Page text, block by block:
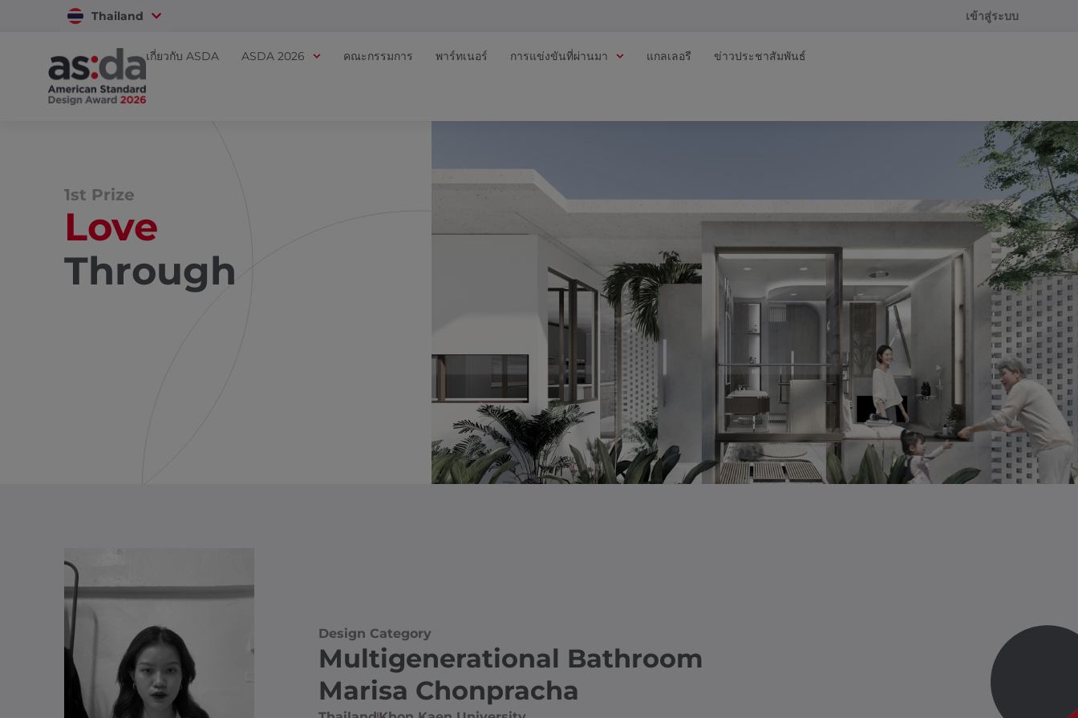
Thailand
Vietnam เข้าสู่ระบบ
เกี่ยวกับ ASDA ASDA 2026 คณะกรรมการ พาร์ทเนอร์ การแข่งขันที่ผ่านมา แกลเลอรี ข่าวประชาสัมพันธ์
1st Prize
Love
Through
Design Category
Multigenerational Bathroom
Marisa Chonpracha